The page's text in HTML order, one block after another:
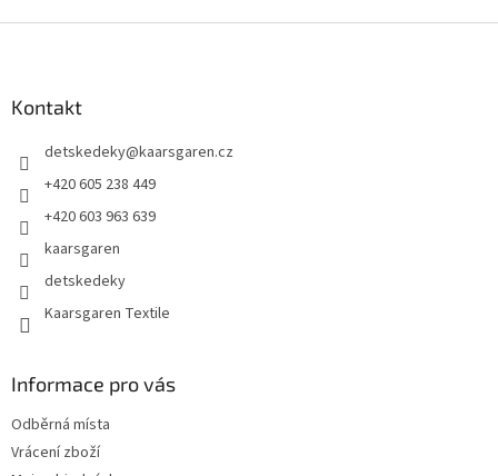
Kontakt
detskedeky@kaarsgaren.cz
+420 605 238 449
+420 603 963 639
kaarsgaren
detskedeky
Kaarsgaren Textile
Informace pro vás
Odběrná místa
Vrácení zboží